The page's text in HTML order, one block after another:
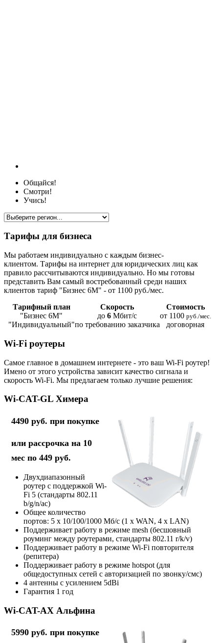
Общайся!
Смотри!
Учись!
Тарифы для бизнеса
Мы работаем индивидуально с каждым бизнес-
клиентом. Тарифы на интернет для юридических лиц как
правило рассчитываются индивидуально. Но мы готовы
представить Вам самый востребованный среди наших
клиентов тариф "Бизнес 6М" - от 1100 руб./мес.
Тарифный план
Скорость
Стоимость
"Бизнес 6М"
до 6 Мбит/с от 1100 руб./мес.
"Индивидуальный"по требованию заказчика договорная
Wi-Fi роутеры
Самое главное в домашнем интернете - это ваш Wi-Fi роутер!
Имено от этого устройства зависит качество сигнала и
скорость Wi-Fi. Мы предлагаем только лучшие решения:
Wi-CAT-GL Химера
4490 руб. при покупке
или рассрочка на 10
мес по 449 руб.
Двухдиапазонный
роутер с поддержкой Wi-
Fi 5 (стандарты 802.11
b/g/n/ac)
Общее количество
портов: 5 х 10/100/1000 Мб/с (1 x WAN, 4 x LAN)
Поддерживает работу в режиме mesh (бесшовный
роуминг между роутерами, стандарты 802.11 r/k/v)
Поддерживает работу в режиме Wi-Fi повторителя
(репитера)
Поддерживает работу в режиме hotspot (для
общедоступных сетей с авторизацией по звонку/смс)
4 антенны с усилением 5dBi
Гарантия 1 год
Wi-CAT-AX Альфина
5990 руб. при покупке